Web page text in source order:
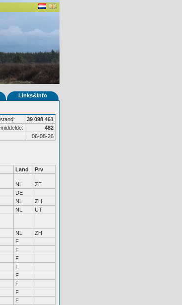
Links&Info
39 098 461
482
06-08-26
Land Prv
NL
ZE
DE
NL
ZH
NL UT
NL
ZH
F
F
F
F
F
F
F
F